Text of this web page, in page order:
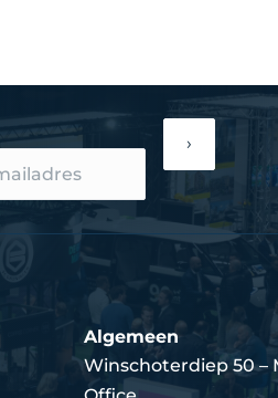
›
Algemeen
Winschoterdiep 50 –